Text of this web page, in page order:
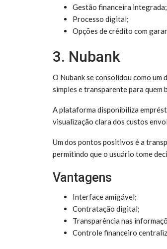
Gestão financeira integrada;
Processo digital;
Opções de crédito com
3. Nubank
O Nubank se consolidou como
simples e transparente para quem
A plataforma disponibiliza
visualização clara dos custos
Um dos pontos positivos é a
permitindo que o usuário tome
Vantagens
Interface amigável;
Contratação digital;
Transparência nas
Controle financeiro